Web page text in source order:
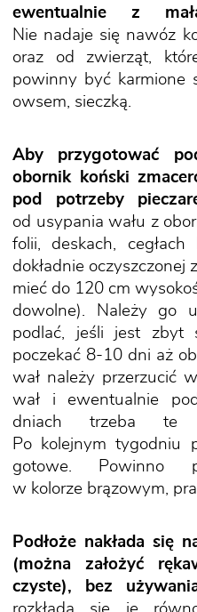
ewentualnie z
Nie nadaje się nawóz
oraz od zwierząt,
powinny być karmione
owsem, sieczką.
Aby przygotować
obornik koński
pod potrzeby
od usypania wału z
folii, deskach,
dokładnie oczyszczonej
mieć do 120 cm
dowolne). Należy go
podlać, jeśli jest zbyt
poczekać 8-10 dni aż
wał należy przerzucić
wał i ewentualnie
dniach trzeba te
Po kolejnym tygodniu
gotowe. Powinno
w kolorze brązowym,
Podłoże nakłada się
(można założyć
czyste), bez